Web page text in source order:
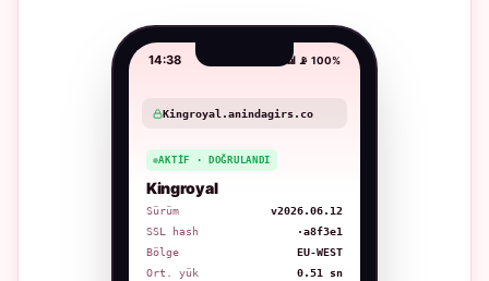
14:38 📶 📡 100%
Kingroyal.anindagirs.co
AKTIF · DOĞRULANDI
Kingroyal
Sürüm
v2026.06.12
SSL hash
·a8f3e1
Bölge
EU-WEST
Ort. yük
0.51 sn